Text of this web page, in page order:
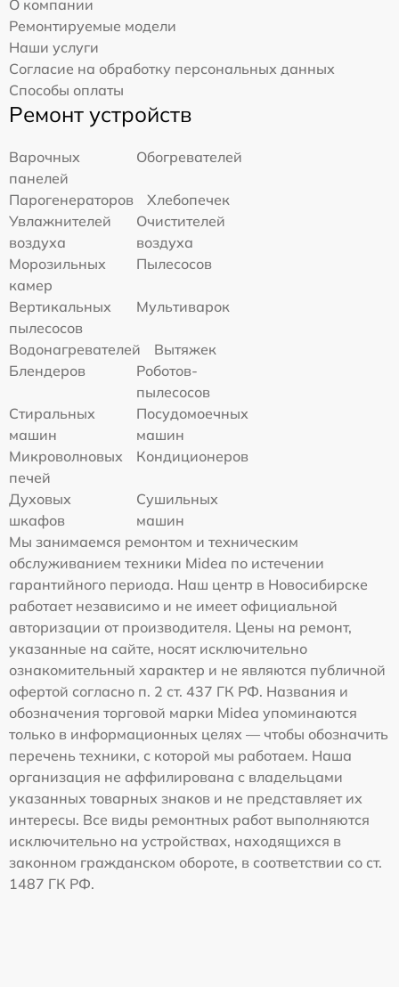
О компании
Ремонтируемые модели
Наши услуги
Согласие на обработку персональных данных
Способы оплаты
Ремонт устройств
Варочных
панелей
Обогревателей
Парогенераторов
Хлебопечек
Увлажнителей
воздуха
Очистителей
воздуха
Морозильных
камер
Пылесосов
Вертикальных
пылесосов
Мультиварок
Водонагревателей
Вытяжек
Блендеров
Роботов-
пылесосов
Стиральных
машин
Посудомоечных
машин
Микроволновых
печей
Кондиционеров
Духовых
шкафов
Сушильных
машин
Мы занимаемся ремонтом и техническим
обслуживанием техники Midea по истечении
гарантийного периода. Наш центр в Новосибирске
работает независимо и не имеет официальной
авторизации от производителя. Цены на ремонт,
указанные на сайте, носят исключительно
ознакомительный характер и не являются публичной
офертой согласно п. 2 ст. 437 ГК РФ. Названия и
обозначения торговой марки Midea упоминаются
только в информационных целях — чтобы обозначить
перечень техники, с которой мы работаем. Наша
организация не аффилирована с владельцами
указанных товарных знаков и не представляет их
интересы. Все виды ремонтных работ выполняются
исключительно на устройствах, находящихся в
законном гражданском обороте, в соответствии со ст.
1487 ГК РФ.